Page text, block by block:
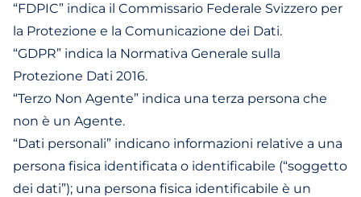
“FDPIC” indica il Commissario Federale Svizzero per
la Protezione e la Comunicazione dei Dati.
“GDPR” indica la Normativa Generale sulla
Protezione Dati 2016.
“Terzo Non Agente” indica una terza persona che
non è un Agente.
“Dati personali” indicano informazioni relative a una
persona fisica identificata o identificabile (“soggetto
dei dati”); una persona fisica identificabile è un